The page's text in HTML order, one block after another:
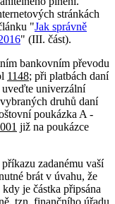
stránkách
"Jak správně
" (III. část).
bankovním převodu
1148; při platbách daní
univerzální
druhů daní
poukázka A -
již na poukázce
zadanému vaší
brát v úvahu, že
je částka připsána
tzn. finančního úřadu